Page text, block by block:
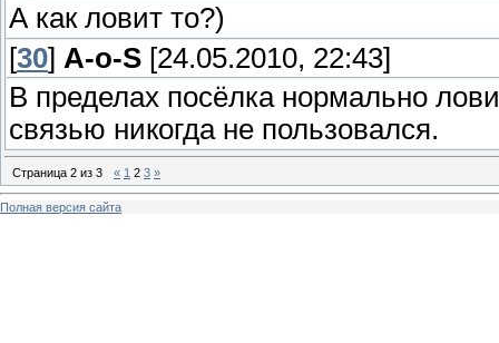
А как ловит то?)
[30] A-o-S [24.05.2010, 22:43]
В пределах посёлка нормально
связью никогда не пользовался.
Страница 2 из 3 « 1 2 3 »
Полная версия сайта